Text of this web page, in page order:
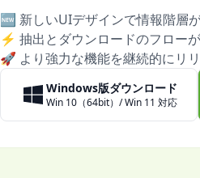
🆕 新しいUIデザインで情報階層
⚡ 抽出とダウンロードのフロー
🚀 より強力な機能を継続的にリ
Windows版ダウンロード
Win 10（64bit）/ Win 11 対応